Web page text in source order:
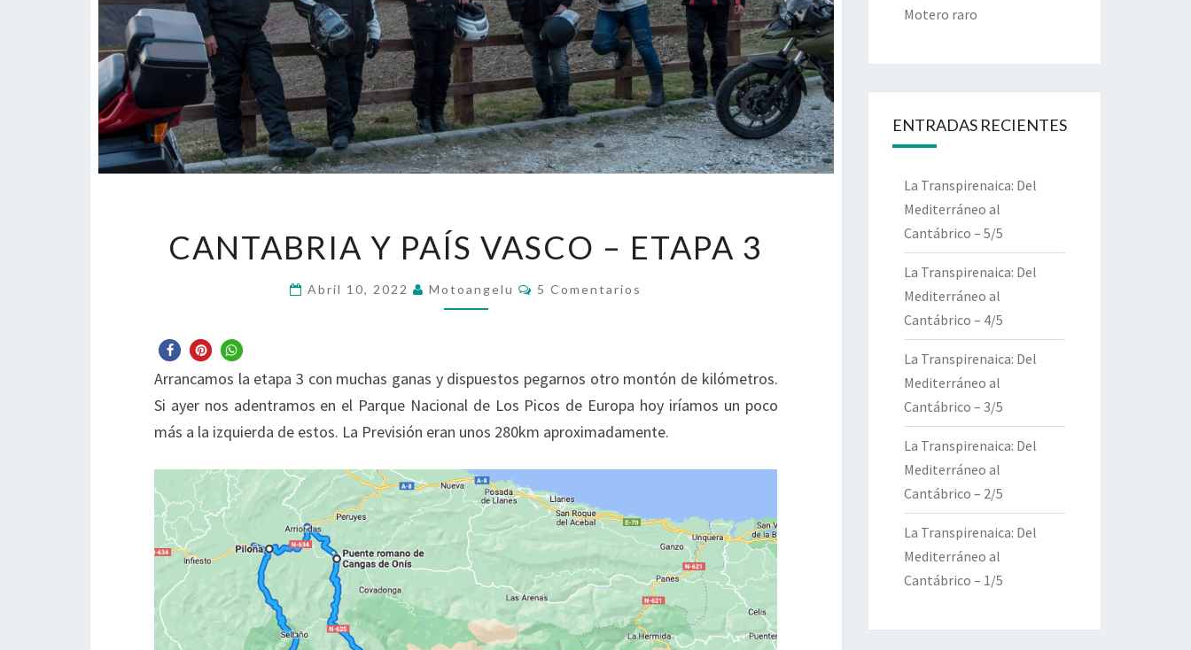
Y
VASCO
3
CANTABRIA Y PAÍS VASCO – ETAPA 3
Abril 10, 2022 Motoangelu Comentarios
5 Comentarios
Arrancamos la etapa 3 con muchas ganas y dispuestos pegarnos otro montón de kilómetros.
Si ayer nos adentramos en el Parque Nacional de Los Picos de Europa hoy iríamos un poco
más a la izquierda de estos. La Previsión eran unos 280km aproximadamente.
Motero raro
ENTRADAS RECIENTES
La Transpirenaica: Del
Mediterráneo al
Cantábrico – 5/5
La Transpirenaica: Del
Mediterráneo al
Cantábrico – 4/5
La Transpirenaica: Del
Mediterráneo al
Cantábrico – 3/5
La Transpirenaica: Del
Mediterráneo al
Cantábrico – 2/5
La Transpirenaica: Del
Mediterráneo al
Cantábrico – 1/5